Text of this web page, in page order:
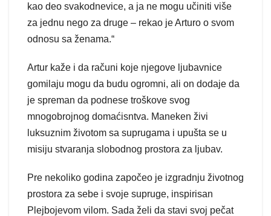
kao deo svakodnevice, a ja ne mogu učiniti više
za jednu nego za druge – rekao je Arturo o svom
odnosu sa ženama.“
Artur kaže i da računi koje njegove ljubavnice
gomilaju mogu da budu ogromni, ali on dodaje da
je spreman da podnese troškove svog
mnogobrojnog domaćisntva. Maneken živi
luksuznim životom sa suprugama i upušta se u
misiju stvaranja slobodnog prostora za ljubav.
Pre nekoliko godina započeo je izgradnju životnog
prostora za sebe i svoje supruge, inspirisan
Plejbojevom vilom. Sada želi da stavi svoj pečat